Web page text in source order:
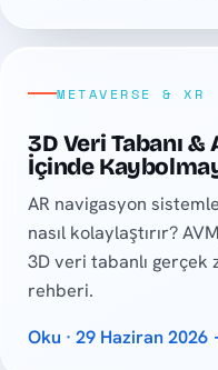
METAVERSE & XR
3D Veri Tabanı
İçinde
AR navigasyon
nasıl kolaylaştırır?
3D veri tabanlı gerçek
rehberi.
Oku · 29 Haziran 2026